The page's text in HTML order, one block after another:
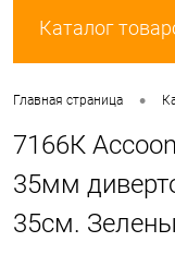
Каталог
Главная страница •
7166К
35мм
35см.